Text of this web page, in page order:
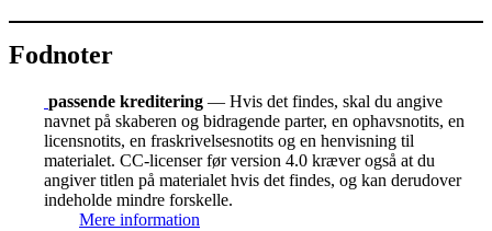
Fodnoter
passende kreditering — Hvis det findes, skal du angive
navnet på skaberen og bidragende parter, en ophavsnotits, en
licensnotits, en fraskrivelsesnotits og en henvisning til
materialet. CC-licenser før version 4.0 kræver også at du
angiver titlen på materialet hvis det findes, og kan derudover
indeholde mindre forskelle.
Mere information